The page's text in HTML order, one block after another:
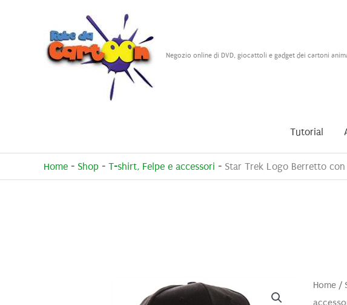
Negozio online di DVD, giocattoli e gadget dei cartoni
Tutorial
Home - Shop - T-shirt, Felpe e accessori - Star Trek Logo Berretto
Home/